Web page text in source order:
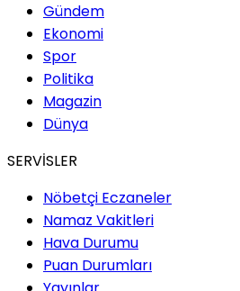
Gündem
Ekonomi
Spor
Politika
Magazin
Dünya
SERVİSLER
Nöbetçi Eczaneler
Namaz Vakitleri
Hava Durumu
Puan Durumları